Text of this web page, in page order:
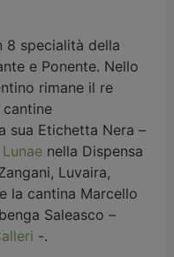
8 specialità della
e Ponente. Nello
rimane il re
sua Etichetta Nera –
Lunae nella Dispensa
Luvaira,
la cantina Marcello
Saleasco –
-.